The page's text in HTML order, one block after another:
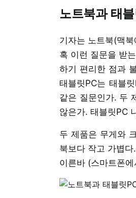
노트북과 태
기자는 노트북(맥
혹 이런 질문을 받
하기 편리한 점과
태블릿PC는 태블
같은 질문인가. 두
않은가. 태블릿PC
두 제품은 무게와
북보다 작고 가볍
이른바 (스마트폰